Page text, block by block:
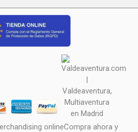
onlineCompra ahora y